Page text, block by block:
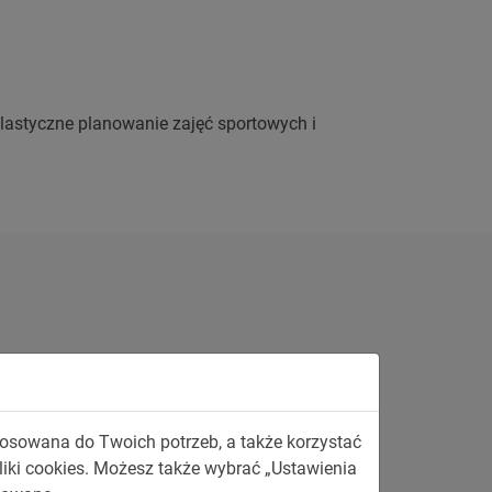
planowanie zajęć sportowych i
został wyposażony w
oślepienia.
do Twoich potrzeb, a także korzystać
cookies. Możesz także wybrać „Ustawienia